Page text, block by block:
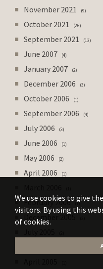
November 2021 9
October 2021 26
September 2021 13
June 2007 4
January 2007 2
December 2006 3
October 2006 1
September 2006 4
July 2006 3
June 2006 1
May 2006 2
April 2006 1
February 2006 1
December 2005
We use cookies to give
visitors. By using this
of cookies.